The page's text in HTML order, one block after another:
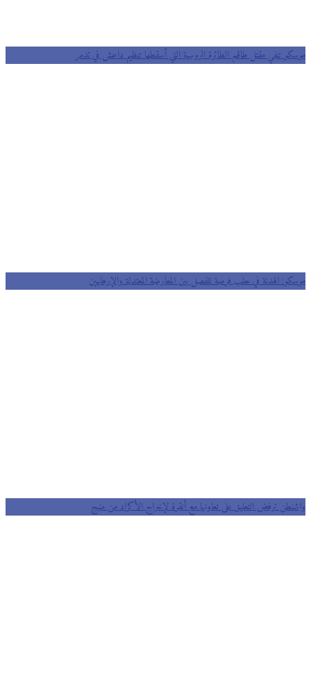
موسكو تنفي مقتل طاقم الطائرة الروسية التي أسقطها تنظيم داعش في تدمر
موسكو: الهدنة في حلب فرصة للفصل بين المعارضة المعتدلة والإرهابيين
واشنطن ترفض التعليق على تعاونها مع أنقرة لإخراج الأكراد من منبج